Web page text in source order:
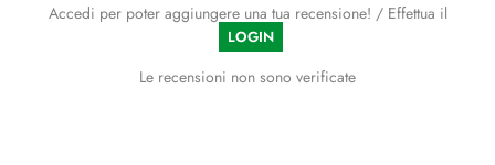
Accedi per poter aggiungere una tua recensione! / Effettua il
LOGIN
Le recensioni non sono verificate